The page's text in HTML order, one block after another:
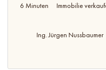
6 Minuten Immobilie
Ing. Jürgen Nussbaumer